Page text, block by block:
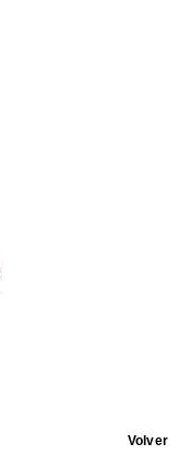
Volver